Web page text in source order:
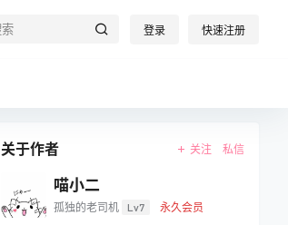
登录 快速注册
关于作者 关注 私信
喵小二
孤独的老司机 Lv7 永久会员